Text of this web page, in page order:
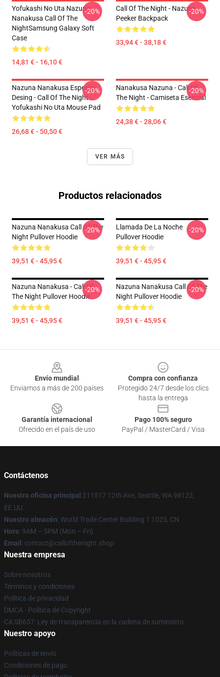
Yofukashi No Uta Nazuna
Nanakusa Call Of The
NightSamsung Galaxy Soft
Case
14,81 € - 16,10 €
-20%
Call Of The Night - Nazuna
Peeker Backpack
33,94 € - 38,18 €
-20%
Nazuna Nanakusa Especial
Desing - Call Of The Night -
Yofukashi No Uta Mouse Pad
26,68 € - 50,50 €
-20%
Nanakusa Nazuna - Call Of
The Night - Camiseta Esencial
24,38 € - 28,06 €
-20%
VER MÁS
Productos relacionados
Nazuna Nanakusa Call Of The
Night Pullover Hoodie
39,51 € - 45,95 €
-20%
Llamada De La Noche
Pullover Hoodie
39,51 € - 45,95 €
-20%
Nazuna Nanakusa - Call Of
The Night Pullover Hoodie
39,51 € - 45,95 €
-20%
Nazuna Nanakusa Call Of The
Night Pullover Hoodie
39,51 € - 45,95 €
-20%
Envío mundial
Enviamos a más de 200 países
Compra con confianza
Protegido 24/7 desde los clics
hasta la entrega
Garantía internacional
Ofrecido en el país de uso
Pago 100% seguro
PayPal / MasterCard / Visa
Contáctenos
Nuestra oficina principal :1 11517 12th Ave, Seattle, WA 98122,
EE.UU.
Nuestro almacén: World Trade Center Building 1 1025, CN
Hora: 9AM – 5PM (Mon – Fri)
Email : contact@callofthenight.shop
Nuestra empresa
Sobre nosotros
Términos y condiciones
Política de privacidad
DMCA - Política de Copyright
CA SB657: Ley de transparencia en la cadena de suministro
Nuestro apoyo
Políticas de envío
Condiciones de pago